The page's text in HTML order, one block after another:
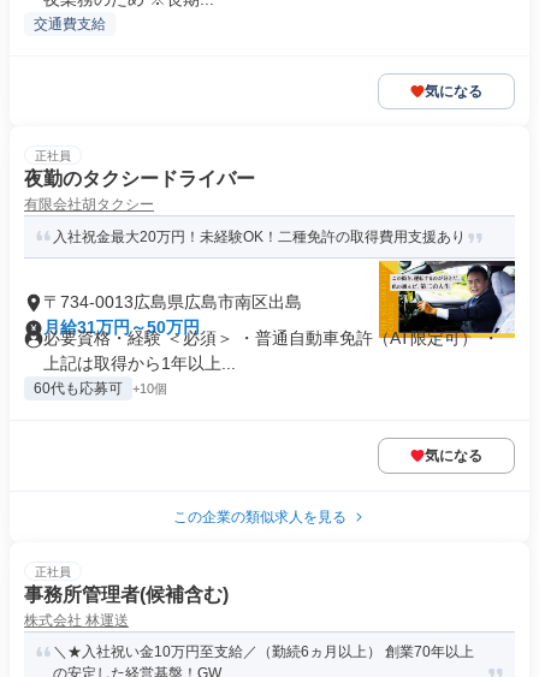
交通費支給
気になる
正社員
夜勤のタクシードライバー
有限会社胡タクシー
入社祝金最大20万円！未経験OK！二種免許の取得費用支援あり
〒734-0013広島県広島市南区出島
月給31万円～50万円
必要資格・経験 ＜必須＞ ・普通自動車免許（AT限定可） ・
上記は取得から1年以上...
60代も応募可 +10個
気になる
この企業の類似求人を見る
正社員
事務所管理者(候補含む)
株式会社 林運送
＼★入社祝い金10万円至支給／（勤続6ヵ月以上） 創業70年以上
の安定した経営基盤！GW...